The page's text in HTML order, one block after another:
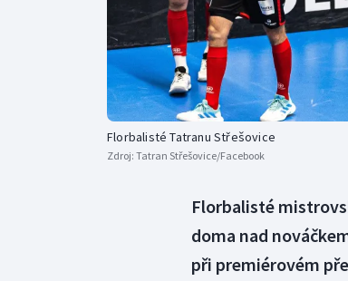
Golf
Florbalisté Tatranu Střešovice
Zdroj: Tatran Střešovice/Facebook
Florbalisté
doma nad
při premiérovém